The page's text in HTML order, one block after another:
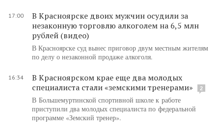
17:00
В Красноярске двоих мужчин осудили за
незаконную торговлю алкоголем на 6,5 млн
рублей (видео)
В Красноярске суд вынес приговор двум местным жителям
по делу о незаконной продаже алкоголя.
16:34
В Красноярском крае еще два молодых
специалиста стали «земскими тренерами»
2
В Большемуртинской спортивной школе к работе
приступили два молодых специалиста по федеральной
программе «Земский тренер».